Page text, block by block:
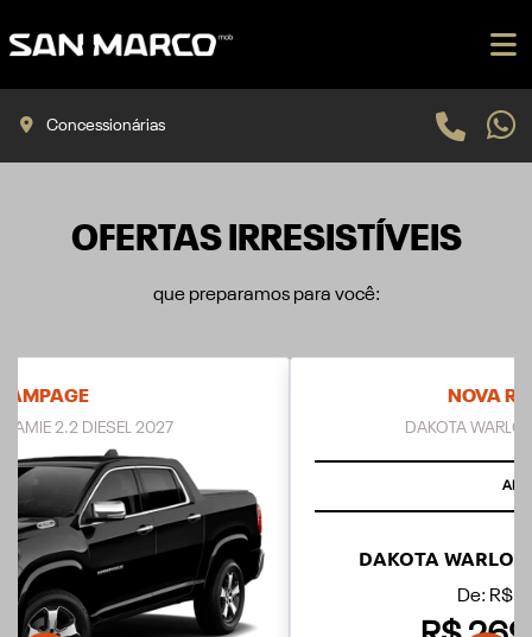
Concessionárias
OFERTAS IRRESISTÍVEIS
que preparamos para você:
DAKOTA WARLOCK 2.2 DIESEL 2026